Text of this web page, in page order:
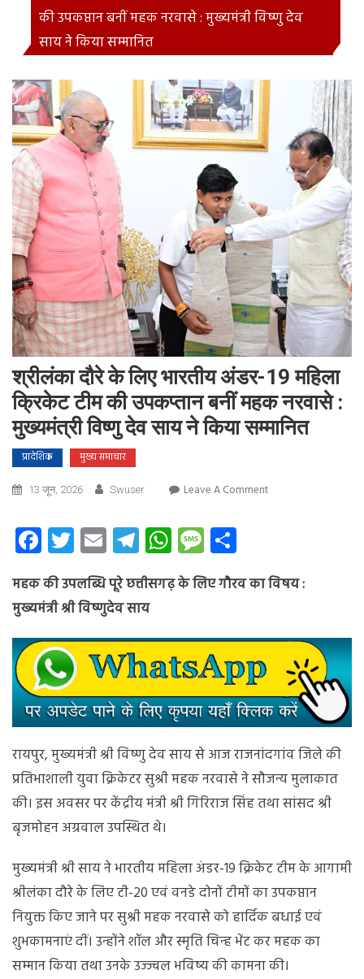
की उपकप्तान बनीं महक नरवासे : मुख्यमंत्री विष्णु देव
साय ने किया सम्मानित
श्रीलंका दौरे के लिए भारतीय अंडर-19 महिला
क्रिकेट टीम की उपकप्तान बनीं महक नरवासे :
मुख्यमंत्री विष्णु देव साय ने किया सम्मानित
प्रादेशिक मुख्य समाचार
13 जून, 2026 Swuser Leave A CommentOn
भारतीय
क्रिकेट
उपकप्तान
बनीं
महक
नरवासे
मुख्यमंत्री
विष्णु
ने
सम्मानित
Facebook
Twitter
EmailTelegram
WhatsApp
Message
महक की उपलब्धि पूरे छत्तीसगढ़ के लिए गौरव का विषय :
मुख्यमंत्री श्री विष्णुदेव साय
रायपुर, मुख्यमंत्री श्री विष्णु देव साय से आज राजनांदगांव जिले की
प्रतिभाशाली युवा क्रिकेटर सुश्री महक नरवासे ने सौजन्य मुलाकात
की। इस अवसर पर केंद्रीय मंत्री श्री गिरिराज सिंह तथा सांसद श्री
बृजमोहन अग्रवाल उपस्थित थे।
मुख्यमंत्री श्री साय ने भारतीय महिला अंडर-19 क्रिकेट टीम के आगामी
श्रीलंका दौरे के लिए टी-20 एवं वनडे दोनों टीमों का उपकप्तान
नियुक्त किए जाने पर सुश्री महक नरवासे को हार्दिक बधाई एवं
शुभकामनाएं दीं। उन्होंने शॉल और स्मृति चिन्ह भेंट कर महक का
सम्मान किया तथा उनके उज्ज्वल भविष्य की कामना की।